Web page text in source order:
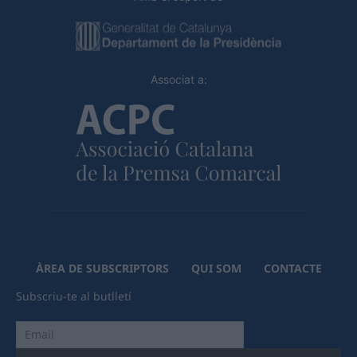
Associat a:
ÀREA DE SUBSCRIPTORS QUI SOM
CONTACTE
Subscriu-te al butlletí